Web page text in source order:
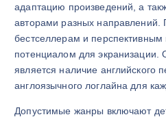
адаптацию произведений, а
авторами разных направлений.
бестселлерам и
потенциалом для экранизации.
является наличие английского
англоязычного логлайна для
Допустимые жанры включают